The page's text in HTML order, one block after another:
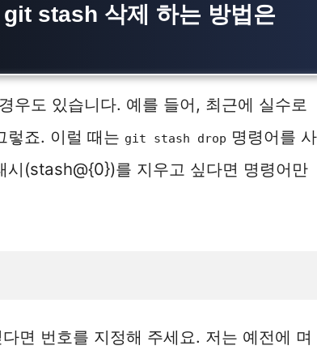
stash 삭제 하는 방법은
우도 있습니다. 예를 들어, 최근에 실수로
렇죠. 이럴 때는 git stash drop 명령어를 사
시(stash@{0})를 지우고 싶다면 명령어만
면 번호를 지정해 주세요. 저는 예전에 며